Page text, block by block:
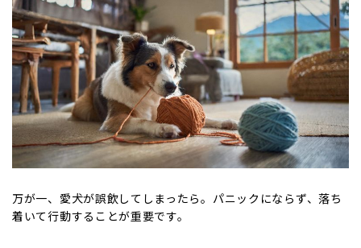
万が一、愛犬が誤飲してしまったら。パニックにならず、落ち
着いて行動することが重要です。